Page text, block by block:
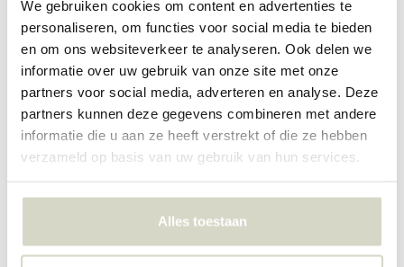
We gebruiken cookies om content en advertenties te
personaliseren, om functies voor social media te bieden
en om ons websiteverkeer te analyseren. Ook delen we
informatie over uw gebruik van onze site met onze
partners voor social media, adverteren en analyse. Deze
partners kunnen deze gegevens combineren met andere
informatie die u aan ze heeft verstrekt of die ze hebben
verzameld op basis van uw gebruik van hun services.
Alles toestaan
Productomschrijving Productspecificaties Reviews
Leuk houten tafeltje van Bloomingville. De Bloomingville Freya
bijzettafel is een tijdloos tafeltje en erg handig dat de tafel
inklapbaar is. Afmeting D40xH39 cm
Materiaal: hout
Overige: reinigen met een vochtige doek.
PRODUCTSPECIFICATIES